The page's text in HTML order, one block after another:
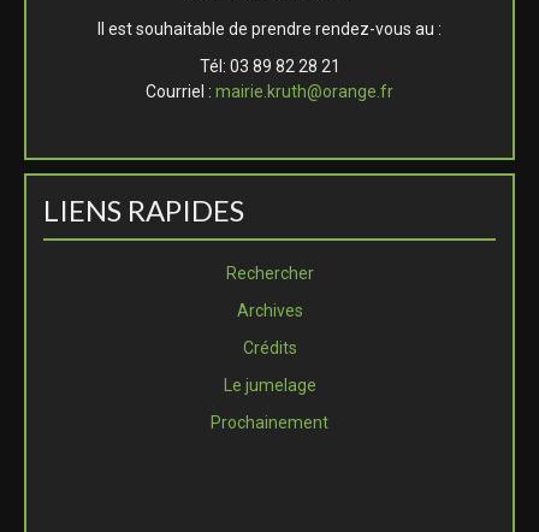
Il est souhaitable de prendre rendez-vous au :
Tél: 03 89 82 28 21
Courriel : mairie.kruth@orange.fr
LIENS RAPIDES
Rechercher
Archives
Crédits
Le jumelage
Prochainement